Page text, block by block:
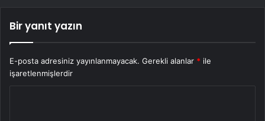
Bir yanıt yazın
E-posta adresiniz yayınlanmayacak. Gerekli alanlar * ile
işaretlenmişlerdir